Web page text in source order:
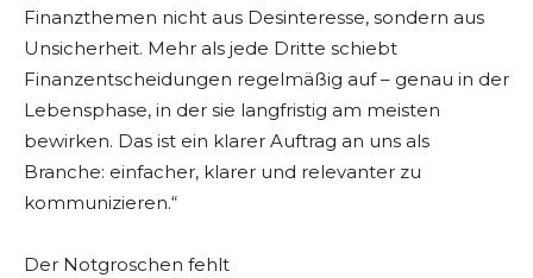
Finanzthemen nicht aus Desinteresse, sondern aus
Unsicherheit. Mehr als jede Dritte schiebt
Finanzentscheidungen regelmäßig auf – genau in der
Lebensphase, in der sie langfristig am meisten
bewirken. Das ist ein klarer Auftrag an uns als
Branche: einfacher, klarer und relevanter zu
kommunizieren.“
Der Notgroschen fehlt